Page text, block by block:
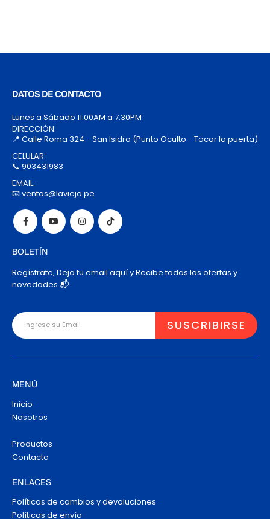
DATOS DE CONTACTO
Lunes a Sábado 11:00AM a 7:30PM
DIRECCIÓN:
📍 Calle Roma 324 - San Isidro (Punto Oculto - Tocar la puerta)
CELULAR:
📞 903431983
EMAIL:
📧 ventas@lavieja.pe
BOLETÍN
Regístrate, Deja tu email aquí y Recibe todas las ofertas y
novedades 📬
MENÚ
Inicio
Nosotros
Productos
Contacto
ENLACES
Políticas de cambios y devoluciones
Políticas de envío